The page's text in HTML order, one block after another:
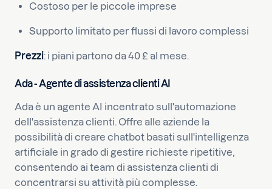
Costoso per le piccole imprese
Supporto limitato per flussi di lavoro complessi
Prezzi: i piani partono da 40 £ al mese.
Ada - Agente di assistenza clienti AI
Ada è un agente AI incentrato sull'automazione
dell'assistenza clienti. Offre alle aziende la
possibilità di creare chatbot basati sull'intelligenza
artificiale in grado di gestire richieste ripetitive,
consentendo ai team di assistenza clienti di
concentrarsi su attività più complesse.